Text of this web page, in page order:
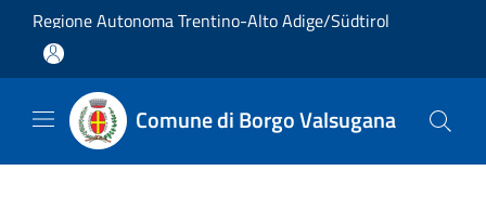
Salta al contenuto principale
Regione Autonoma Trentino-Alto Adige/Südtirol
Comune di Borgo Valsugana